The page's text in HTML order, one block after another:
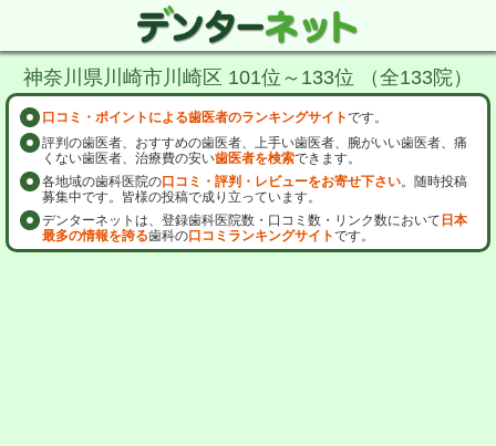
神奈川県川崎市川崎区 101位～133位 （全133院）
口コミ・ポイントによる歯医者のランキングサイトです。
評判の歯医者、おすすめの歯医者、上手い歯医者、腕がいい歯医者、痛
くない歯医者、治療費の安い歯医者を検索できます。
各地域の歯科医院の口コミ・評判・レビューをお寄せ下さい。随時投稿
募集中です。皆様の投稿で成り立っています。
デンターネットは、登録歯科医院数・口コミ数・リンク数において 日本
最多の情報を誇る歯科の口コミランキングサイトです。